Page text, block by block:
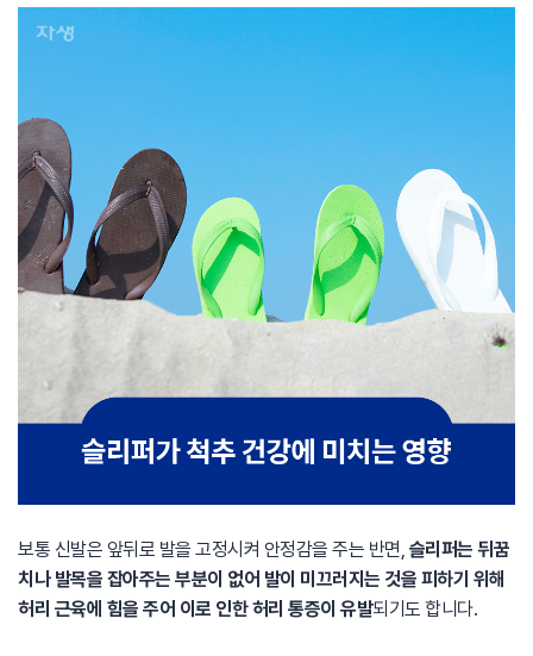
보통 신발은 앞뒤로 발을 고정시켜 안정감을 주는 반면, 슬리퍼는 뒤꿈
치나 발목을 잡아주는 부분이 없어 발이 미끄러지는 것을 피하기 위해
허리 근육에 힘을 주어 이로 인한 허리 통증이 유발되기도 합니다.